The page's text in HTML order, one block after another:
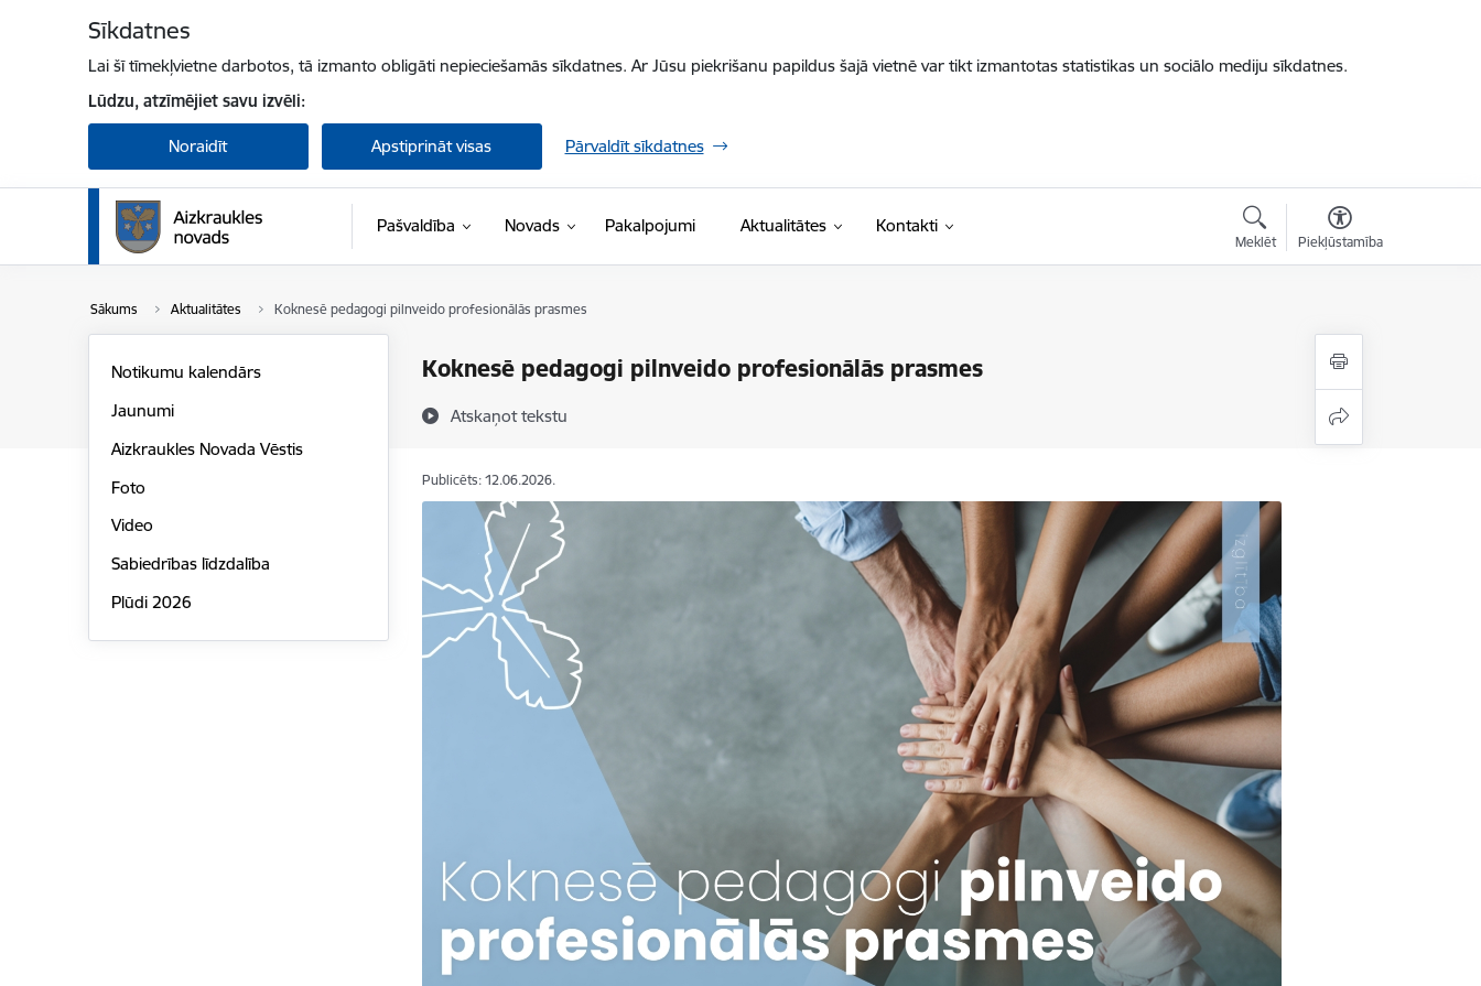
Sīkdatnes
Lai šī tīmekļvietne darbotos, tā izmanto obligāti nepieciešamās sīkdatnes. Ar Jūsu piekrišanu papildus šajā vietnē var tikt izmantotas statistikas un sociālo mediju sīkdatnes.
Lūdzu, atzīmējiet savu izvēli:
Noraidīt Apstiprināt visas Pārvaldīt sīkdatnes
Pašvaldība Novads Pakalpojumi Aktualitātes Kontakti
Meklēt Piekļūstamība
Sākums Aktualitātes Koknesē pedagogi pilnveido profesionālās prasmes
Koknesē pedagogi pilnveido profesionālās prasmes
Atskaņot tekstu
Notikumu kalendārs
Jaunumi
Aizkraukles Novada Vēstis
Foto
Video
Sabiedrības līdzdalība
Plūdi 2026
Publicēts: 12.06.2026.